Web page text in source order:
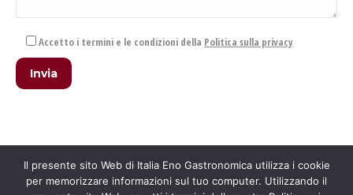
Accetto i termini e le condizioni della Politica sulla privacy
Il presente sito Web di Italia Eno Gastronomica utilizza i cookie
per memorizzare informazioni sul tuo computer. Utilizzando il